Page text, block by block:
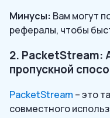
Минусы: Вам могут
рефералы, чтобы
2. PacketStream:
пропускной
PacketStream – это
совместного